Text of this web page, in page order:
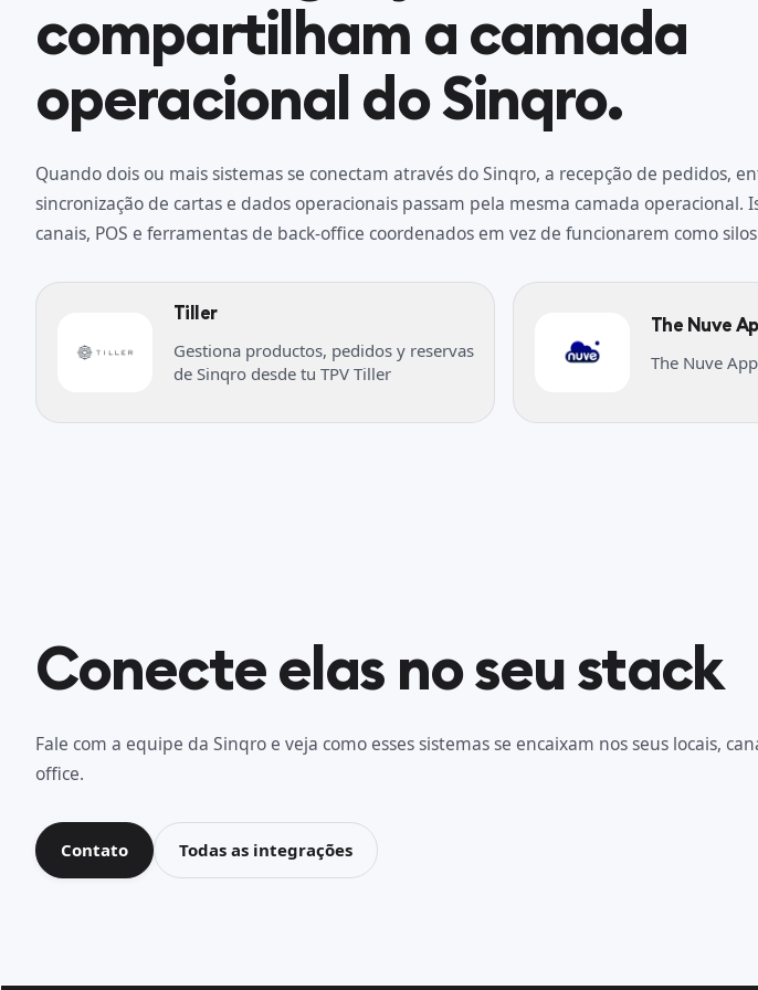
compartilham a camada
operacional do Sinqro.
Quando dois ou mais sistemas se conectam através do Sinqro, a recepção de pedidos,
sincronização de cartas e dados operacionais passam pela mesma camada operacional.
canais, POS e ferramentas de back-office coordenados em vez de funcionarem como
Tiller
Gestiona productos, pedidos y reservas
de Sinqro desde tu TPV Tiller
The Nuve
The Nuve App
Conecte elas no seu stack
Fale com a equipe da Sinqro e veja como esses sistemas se encaixam nos seus locais,
office.
Contato Todas as integrações